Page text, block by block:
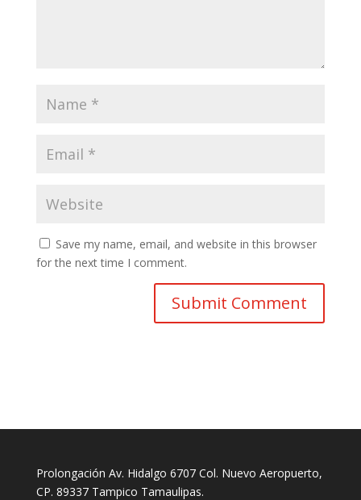
Save my name, email, and website in this browser
for the next time I comment.
Prolongación Av. Hidalgo 6707 Col. Nuevo Aeropuerto,
CP. 89337 Tampico Tamaulipas.